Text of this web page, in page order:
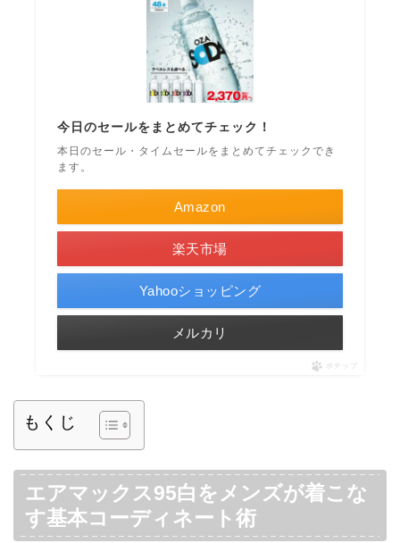
今日のセールをまとめてチェック！
本日のセール・タイムセールをまとめてチェックでき
ます。
Amazon
楽天市場
Yahooショッピング
メルカリ
ポチップ
もくじ
エアマックス95白をメンズが着こな
す基本コーディネート術